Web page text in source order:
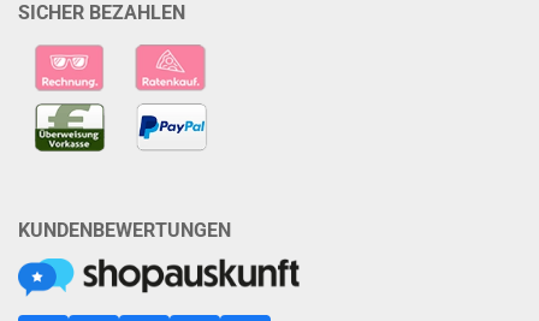
SICHER BEZAHLEN
KUNDENBEWERTUNGEN